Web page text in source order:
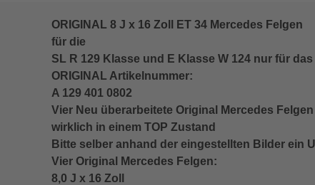
ORIGINAL 8 J x 16 Zoll ET 34 Mercedes Felgen
für die
SL R 129 Klasse und E Klasse W 124 nur für das
ORIGINAL Artikelnummer:
A 129 401 0802
Vier Neu überarbeitete Original Mercedes
wirklich in einem TOP Zustand
Bitte selber anhand der eingestellten Bilder ein
Vier Original Mercedes Felgen:
8,0 J x 16 Zoll